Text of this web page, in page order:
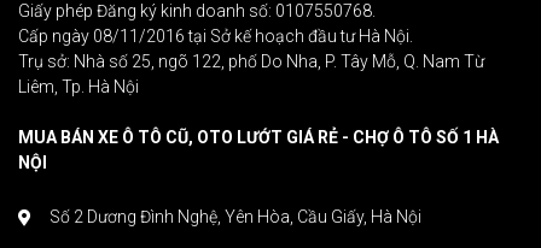
Giấy phép Đăng ký kinh doanh số: 0107550768.
Cấp ngày 08/11/2016 tại Sở kế hoạch đầu tư Hà Nội.
Trụ sở: Nhà số 25, ngõ 122, phố Do Nha, P. Tây Mỗ, Q. Nam Từ
Liêm, Tp. Hà Nội
MUA BÁN XE Ô TÔ CŨ, OTO LƯỚT GIÁ RẺ - CHỢ Ô TÔ SỐ 1 HÀ
NỘI
Số 2 Dương Đình Nghệ, Yên Hòa, Cầu Giấy, Hà Nội